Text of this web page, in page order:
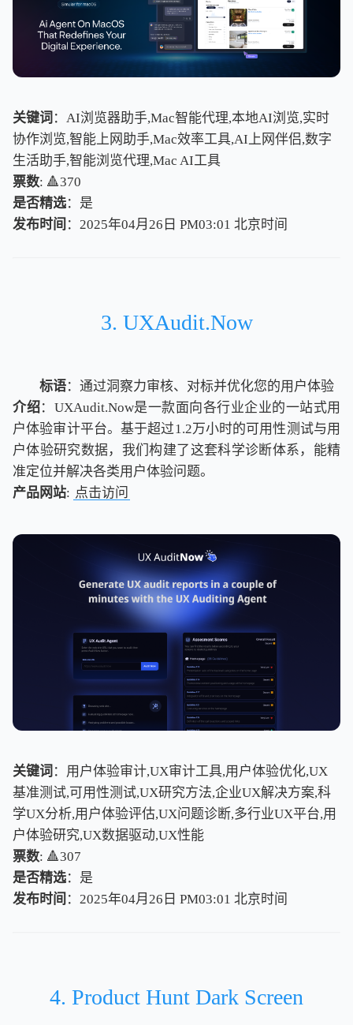
关键词 ：AI浏览器助手,Mac智能代理,本地AI浏览,实时
协作浏览,智能上网助手,Mac效率工具,AI上网伴侣,数字
生活助手,智能浏览代理,Mac AI工具
票数: 🔺370
是否精选：是
发布时间 ：2025年04月26日 PM03:01 北京时间
北京时间
3. UXAudit.Now
标语：通过洞察力审核、对标并优化您的用户体验
介绍：UXAudit.Now是一款面向各行业企业的一站式用
户体验审计平台。基于超过1.2万小时的可用性测试与用
户体验研究数据，我们构建了这套科学诊断体系，能精
准定位并解决各类用户体验问题。
产品网站: 点击访问
关键词 ：用户体验审计,UX审计工具,用户体验优化,UX
基准测试,可用性测试,UX研究方法,企业UX解决方案,科
学UX分析,用户体验评估,UX问题诊断,多行业UX平台,用
户体验研究,UX数据驱动,UX性能
票数: 🔺307
是否精选：是
发布时间 ：2025年04月26日 PM03:01 北京时间
北京时间
4. Product Hunt Dark Screen